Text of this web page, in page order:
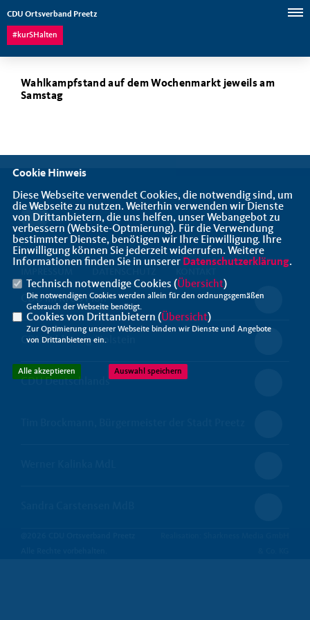
CDU Ortsverband Preetz
#kurSHalten
Wahlkampfstand auf dem Wochenmarkt jeweils am
Samstag
CDU im Kreis Plön
CDU Schleswig-Holstein
CDU Deutschlands
Cookie Hinweis
Diese Webseite verwendet Cookies, die notwendig sind, um
die Webseite zu nutzen. Weiterhin verwenden wir Dienste
von Drittanbietern, die uns helfen, unser Webangebot zu
verbessern (Website-Optmierung). Für die Verwendung
bestimmter Dienste, benötigen wir Ihre Einwilligung. Ihre
Einwilligung können Sie jederzeit widerrufen. Weitere
Informationen finden Sie in unserer Datenschutzerklärung.
Technisch notwendige Cookies (Übersicht)
Die notwendigen Cookies werden allein für den ordnungsgemäßen
Gebrauch der Webseite benötigt.
Cookies von Drittanbietern (Übersicht)
Zur Optimierung unserer Webseite binden wir Dienste und Angebote
von Drittanbietern ein.
Alle akzeptieren Auswahl speichern